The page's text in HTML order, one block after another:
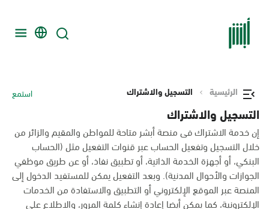
الرئيسية التسجيل والاشتراك استمع
التسجيل والاشتراك
إن خدمة الاشتراك فى منصة أبشر متاحة للمواطن والمقيم والزائر من
خلال التسجيل وتفعيل الحساب عبر قنوات التفعيل مثل (الحساب
البنكي، أو أجهزة الخدمة الذاتية، أو تطبيق نفاذ، أو عن طريق موظفي
الجوازات والأحوال المدنية). وبعد التفعيل يمكن للمستفيد الدخول إلى
المنصة عبر الموقع الإلكتروني أو التطبيق والاستفادة من الخدمات
الإلكترونية، كما يمكن أيضا إعادة إنشاء كلمة المرور، والاطلاع على